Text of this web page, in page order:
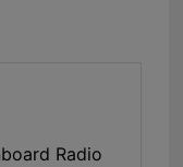
Radio